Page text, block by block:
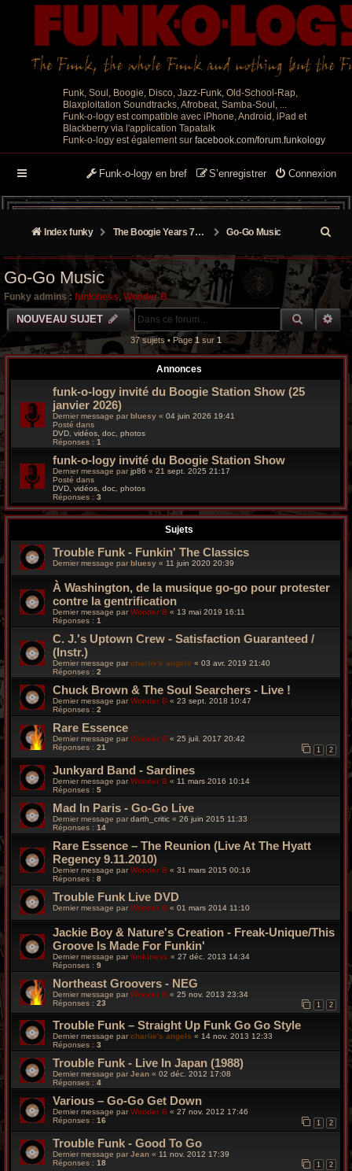
Funk, Soul, Boogie, Disco, Jazz-Funk, Old-School-Rap,
Blaxploitation Soundtracks, Afrobeat, Samba-Soul, ...
Funk-o-logy est compatible avec iPhone, Android, iPad et
Blackberry via l'application Tapatalk
Funk-o-logy est également sur facebook.com/forum.funkology
Connexion
S’enregistrer
Funk-o-logy en bref
Index funky The Boogie Years 70’s/80’s Go-Go Music
e
h
r
c
o
Go-Go Music
Funky admins : funkiness, Wonder B
NOUVEAU SUJET
37 sujets • Page 1 sur 1
Annonces
funk-o-logy invité du Boogie Station Show (25
janvier 2026)
Dernier message par bluesy « 04 juin 2026 19:41
Posté dans
DVD, vidéos, doc, photos
Réponses : 1
funk-o-logy invité du Boogie Station Show
Dernier message parjp86 « 21 sept. 2025 21:17
Posté dans
DVD, vidéos, doc, photos
Réponses : 3
Sujets
Trouble Funk - Funkin' The Classics
Dernier message par bluesy « 11 juin 2020 20:39
À Washington, de la musique go-go pour protester
contre la gentrification
Dernier message par Wonder B « 13 mai 2019 16:11
Réponses : 1
C. J.'s Uptown Crew - Satisfaction Guaranteed /
(Instr.)
Dernier message par charlie's angels « 03 avr. 2019 21:40
Réponses : 2
Chuck Brown & The Soul Searchers - Live !
Dernier message parWonder B « 23 sept. 2018 10:47
Réponses : 2
Rare Essence
Dernier message par Wonder B « 25 juil. 2017 20:42
Réponses : 21 1 2
Junkyard Band - Sardines
Dernier message parWonder B « 11 mars 2016 10:14
Réponses : 5
Mad In Paris - Go-Go Live
Dernier message par darth_critic « 26 juin 2015 11:33
Réponses : 14
Rare Essence – The Reunion (Live At The Hyatt
Regency 9.11.2010)
Dernier message par Wonder B « 31 mars 2015 00:16
Réponses : 8
Trouble Funk Live DVD
Dernier message par Wonder B « 01 mars 2014 11:10
Jackie Boy & Nature's Creation - Freak-Unique/This
Groove Is Made For Funkin'
Dernier message par funkiness « 27 déc. 2013 14:34
Réponses : 9
Northeast Groovers - NEG
Dernier message par Wonder B « 25 nov. 2013 23:34
Réponses : 23 1 2
Trouble Funk – Straight Up Funk Go Go Style
Dernier message parcharlie's angels « 14 nov. 2013 12:33
Réponses : 3
Trouble Funk - Live In Japan (1988)
Dernier message par Jean « 02 déc. 2012 17:08
Réponses : 4
Various – Go-Go Get Down
Dernier message parWonder B « 27 nov. 2012 17:46
Réponses : 16 1 2
Trouble Funk - Good To Go
Dernier message par Jean « 11 nov. 2012 17:39
Réponses : 18 1 2